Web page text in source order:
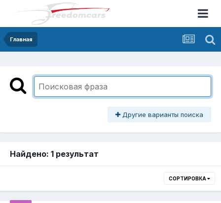
Главная
Другие варианты поиска
Найдено: 1 результат
СОРТИРОВКА